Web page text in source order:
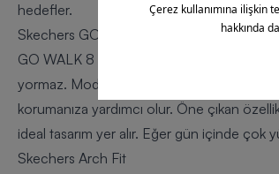
hedefler.
Skechers GO WALK 8
GO WALK 8 Skechers yürüyüş ayakkabısı
yormaz. Modelde kullanılan gelişmiş taban
korumanıza yardımcı olur. Öne çıkan
ideal tasarım yer alır. Eğer gün içinde
Skechers Arch Fit